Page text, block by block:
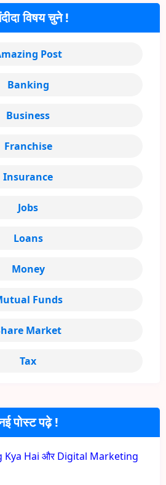
पोस्ट पढ़े !
Hai और Digital Marketing
विषय चुने !
Post
Banking
Business
Franchise
Insurance
Jobs
Loans
Money
Funds
Market
Tax